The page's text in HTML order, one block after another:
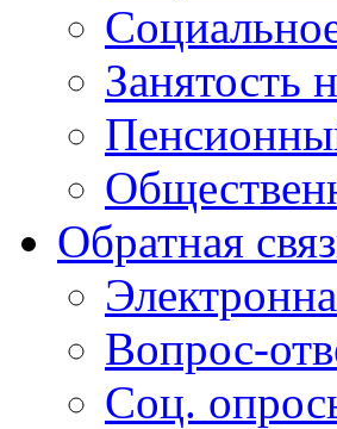
Занятость
Обратная
Вопрос-
Соц.